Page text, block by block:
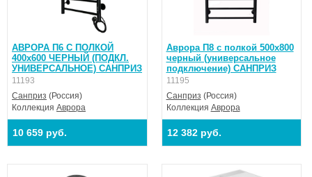
АВРОРА П6 С ПОЛКОЙ
400х600 ЧЕРНЫЙ (ПОДКЛ.
УНИВЕРСАЛЬНОЕ) САНПРИЗ
11193
Санприз (Россия)
Коллекция Аврора
10 659 руб.
Аврора П8 с полкой 500х800
черный (универсальное
подключение) САНПРИЗ
11195
Санприз (Россия)
Коллекция Аврора
12 382 руб.